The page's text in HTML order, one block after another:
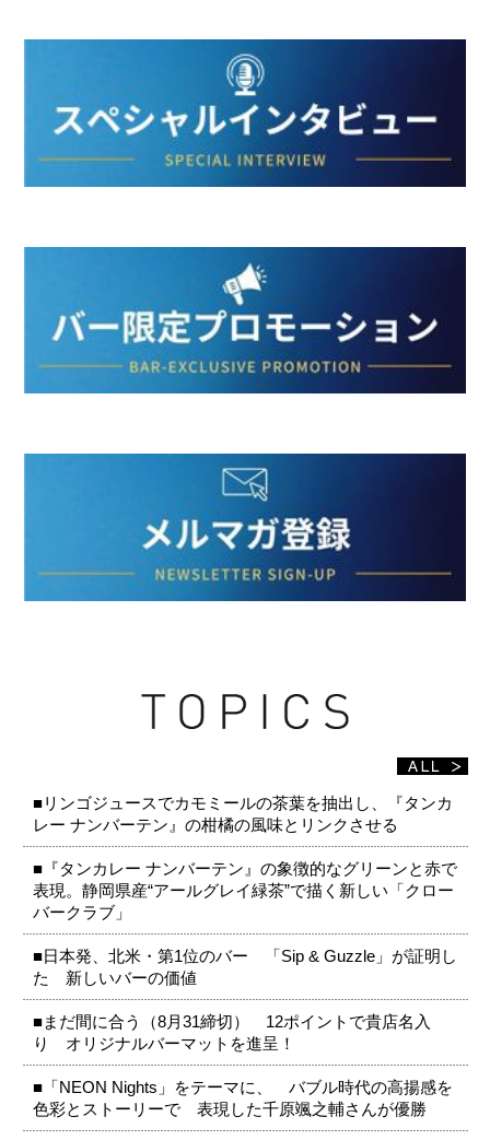
■リンゴジュースでカモミールの茶葉を抽出し、『タンカ
レー ナンバーテン』の柑橘の風味とリンクさせる
■『タンカレー ナンバーテン』の象徴的なグリーンと赤で
表現。静岡県産“アールグレイ緑茶”で描く新しい「クロー
バークラブ」
■日本発、北米・第1位のバー 「Sip & Guzzle」が証明し
た 新しいバーの価値
■まだ間に合う（8月31締切） 12ポイントで貴店名入
り オリジナルバーマットを進呈！
■「NEON Nights」をテーマに、 バブル時代の高揚感を
色彩とストーリーで 表現した千原颯之輔さんが優勝